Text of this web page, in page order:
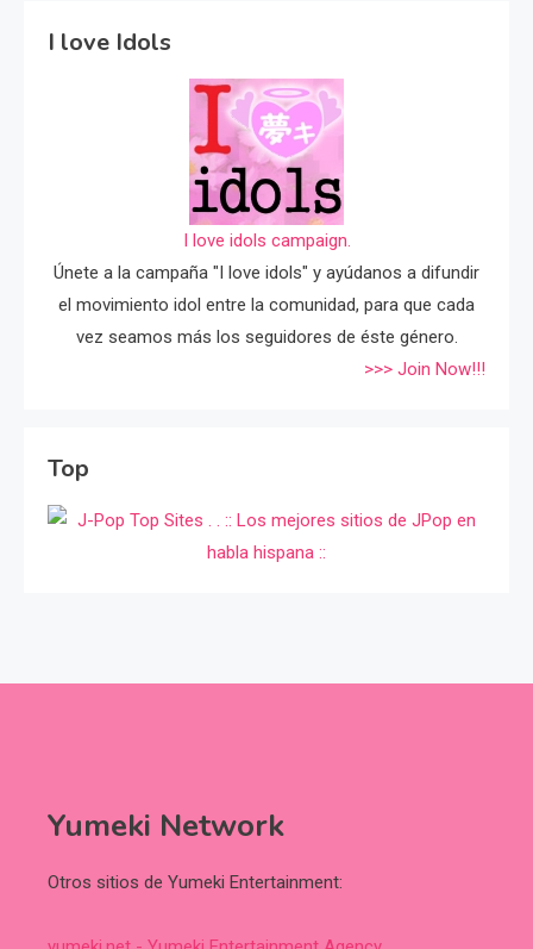
I love Idols
I love idols campaign.
Únete a la campaña "I love idols" y ayúdanos a difundir
el movimiento idol entre la comunidad, para que cada
vez seamos más los seguidores de éste género.
>>> Join Now!!!
Top
Yumeki Network
Otros sitios de Yumeki Entertainment: